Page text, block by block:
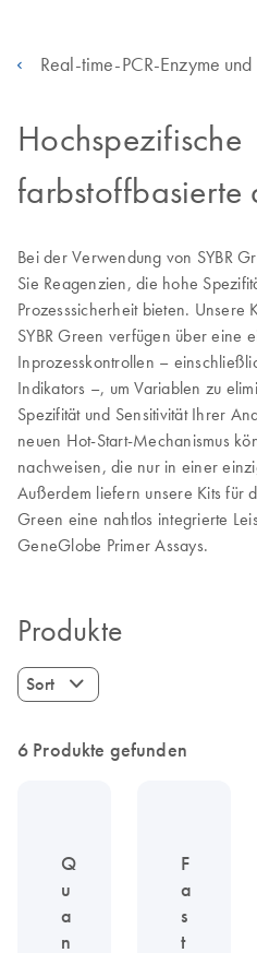
Real-time-PCR-Enzyme und
Hochspezifische
farbstoffbasierte
Bei der Verwendung von SYBR
Sie Reagenzien, die hohe
Prozesssicherheit bieten. Unsere
SYBR Green verfügen über eine
Inprozesskontrollen –
Indikators –, um Variablen zu
Spezifität und Sensitivität Ihrer
neuen Hot-Start-Mechanismus
nachweisen, die nur in einer
Außerdem liefern unsere Kits für
Green eine nahtlos integrierte
GeneGlobe Primer Assays.
Produkte
Sort
6 Produkte gefunden
Q
u
a
n
F
a
s
t